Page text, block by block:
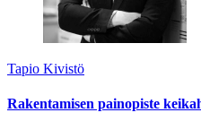
Tapio Kivistö
Rakentamisen painopiste